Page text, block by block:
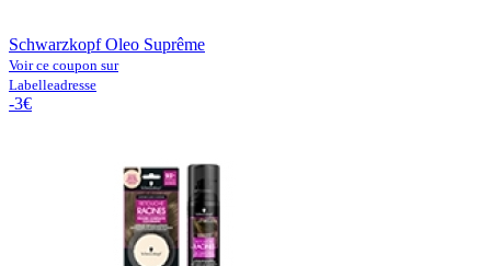
Schwarzkopf Oleo Suprême
Voir ce coupon sur
Labelleadresse
-3€